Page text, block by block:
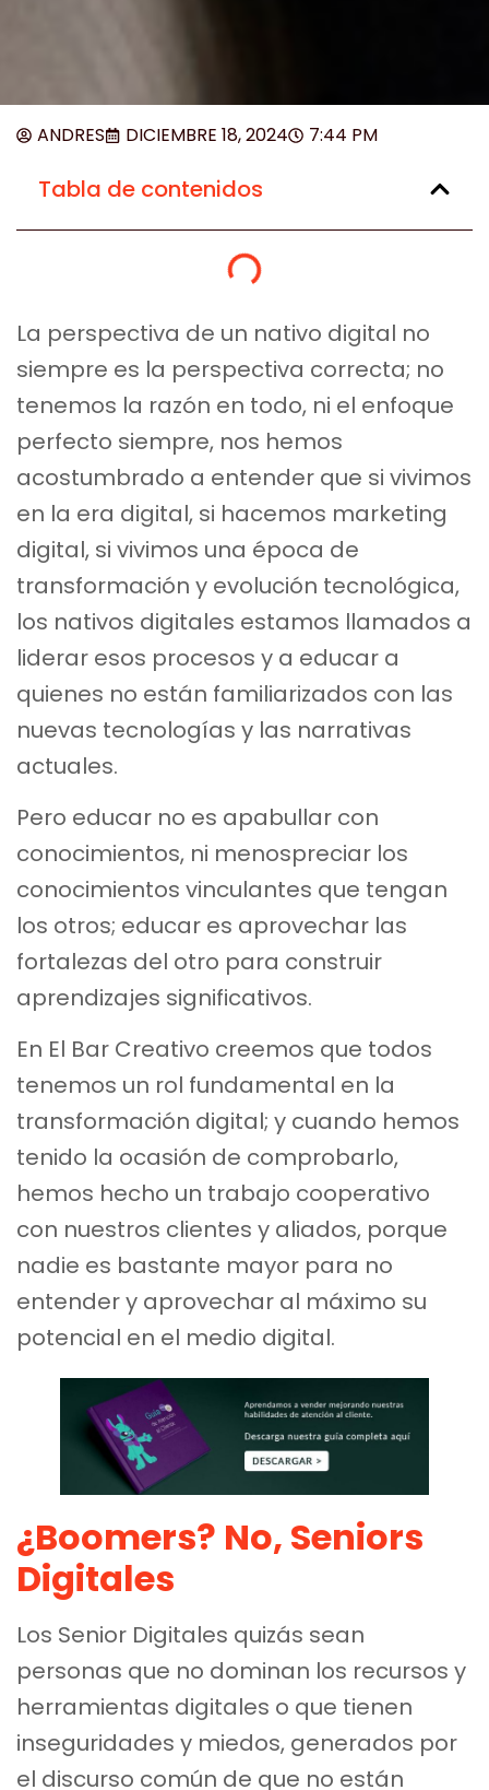
ANDRES DICIEMBRE 18, 2024 7:44 PM
Tabla de contenidos
La perspectiva de un nativo digital no
siempre es la perspectiva correcta; no
tenemos la razón en todo, ni el enfoque
perfecto siempre, nos hemos
acostumbrado a entender que si vivimos
en la era digital, si hacemos marketing
digital, si vivimos una época de
transformación y evolución tecnológica,
los nativos digitales estamos llamados a
liderar esos procesos y a educar a
quienes no están familiarizados con las
nuevas tecnologías y las narrativas
actuales.
Pero educar no es apabullar con
conocimientos, ni menospreciar los
conocimientos vinculantes que tengan
los otros; educar es aprovechar las
fortalezas del otro para construir
aprendizajes significativos.
En El Bar Creativo creemos que todos
tenemos un rol fundamental en la
transformación digital; y cuando hemos
tenido la ocasión de comprobarlo,
hemos hecho un trabajo cooperativo
con nuestros clientes y aliados, porque
nadie es bastante mayor para no
entender y aprovechar al máximo su
potencial en el medio digital.
¿Boomers? No, Seniors
Digitales
Los Senior Digitales quizás sean
personas que no dominan los recursos y
herramientas digitales o que tienen
inseguridades y miedos, generados por
el discurso común de que no están